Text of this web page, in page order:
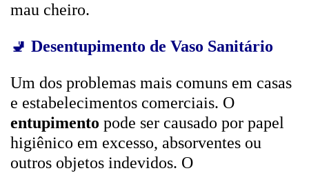
mau cheiro.
🚽 Desentupimento de Vaso Sanitário
Um dos problemas mais comuns em casas
e estabelecimentos comerciais. O
entupimento pode ser causado por papel
higiênico em excesso, absorventes ou
outros objetos indevidos. O